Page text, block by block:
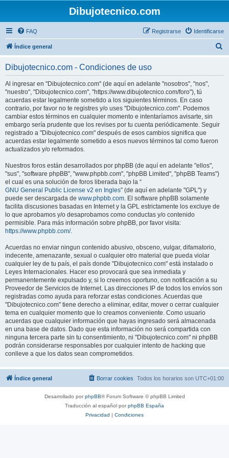
Dibujotecnico.com
FAQ Identificarse
Registrarse
Índice general
Dibujotecnico.com - Condiciones de uso
Al ingresar en "Dibujotecnico.com" (de aquí en adelante "nosotros", "nos",
"nuestro", "Dibujotecnico.com", "https://www.dibujotecnico.com/foro"), tú
acuerdas estar legalmente sometido a los siguientes términos. En caso
contrario, por favor no te registres y/o uses "Dibujotecnico.com". Podemos
cambiar estos términos en cualquier momento e intentaríamos avisarte, sin
embargo sería prudente que los revises por tu cuenta periódicamente. Seguir
registrado a "Dibujotecnico.com" después de esos cambios significa que
acuerdas estar legalmente sometido a esos nuevos términos tal como fueron
actualizados y/o reformados.
Nuestros foros están desarrollados por phpBB (de aquí en adelante "ellos",
"sus", "software phpBB", "www.phpbb.com", "phpBB Limited", "phpBB Teams")
el cual es una solución de foros liberada bajo la “
GNU General Public License v2 en Ingles” (de aquí en adelante "GPL") y
puede ser descargada de www.phpbb.com. El software phpBB solamente
facilita discusiones basadas en Internet y la GPL estrictamente los excluye de
lo que aprobamos y/o desaprobamos como conductas y/o contenido
permisible. Para más información sobre phpBB, por favor visita:
https://www.phpbb.com/.
Acuerdas no enviar ningun contenido abusivo, obsceno, vulgar, difamatorio,
indecente, amenazante, sexual o cualquier otro material que pueda violar
cualquier ley de tu país, el país donde "Dibujotecnico.com" está instalado o
Leyes Internacionales. Hacer eso provocará que sea inmediata y
permanentemente expulsado y, si lo creemos oportuno, con notificación a su
Proveedor de Servicios de Internet. Las direcciones IP de todos los envíos son
registradas como ayuda para reforzar estas condiciones. Acuerdas que
"Dibujotecnico.com" tiene derecho a eliminar, editar, mover o cerrar cualquier
tema en cualquier momento que lo creamos conveniente. Como usuario
acuerdas que cualquier información que hayas ingresado será almacenada
en una base de datos. Dado que esta información no será compartida con
ninguna tercera parte sin tu consentimiento, ni "Dibujotecnico.com" ni phpBB
podrán considerarse responsables por cualquier intento de hacking que
conlleve a que los datos sean comprometidos.
Índice general Todos los horarios son UTC+01:00
Borrar cookies
Desarrollado porphpBB® Forum Software © phpBB Limited
Traducción al español porphpBB España
Privacidad | Condiciones